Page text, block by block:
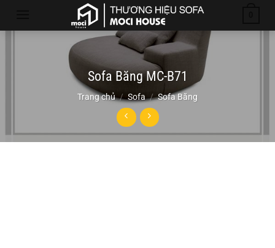
Sofa Băng MC-B71
Trang chủ / Sofa / Sofa Băng